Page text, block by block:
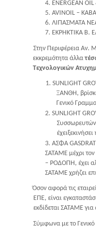
4. ENERGEAN
5. AVINOIL –
6. ΛΙΠΑΣΜΑΤΑ
7. ΕΚΡΗΚΤΙΚΑ Β.
Στην Περιφέρεια Αν.
εκκρεμότητα άλλα
Τεχνολογικών
1. SUNLIGHT
ΞΑΝΘΗ,
Γενικό
2. SUNLIGHT
3. ΑΣΦΑ
ΣΑΤΑΜΕ μέχρι
– ΡΟΔΟΠΗ, έχει
ΣΑΤΑΜΕ χρήζει
Όσον αφορά τις
ΕΠΕ, είναι
εκδίδεται ΣΑΤΑΜΕ για
Σύμφωνα με το